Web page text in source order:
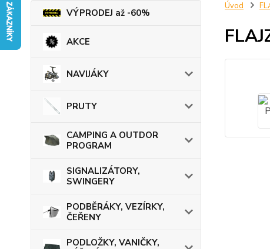
VÝPRODEJ až -60%
AKCE
NAVIJÁKY
PRUTY
CAMPING A OUTDOR
PROGRAM
SIGNALIZÁTORY,
SWINGERY
PODBĚRÁKY, VEZÍRKY,
ČEŘENY
PODLOŽKY, VANIČKY,
Úvod